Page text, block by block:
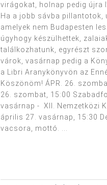
virágokat, holnap pedig újra
Ha a jobb sávba
amelyek nem Budapesten
úgyhogy készülhettek,
találkozhatunk, egyrészt
várok, vasárnap pedig a
a Libri Aranykönyvön az
Köszönöm! ÁPR. 26.
26. szombat, 15:00
vasárnap - XII. Nemzetközi
április 27. vasárnap, 15:30
vacsora, mottó. ...